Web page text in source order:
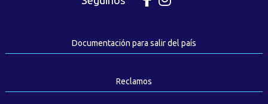
Documentación para salir del país
Reclamos